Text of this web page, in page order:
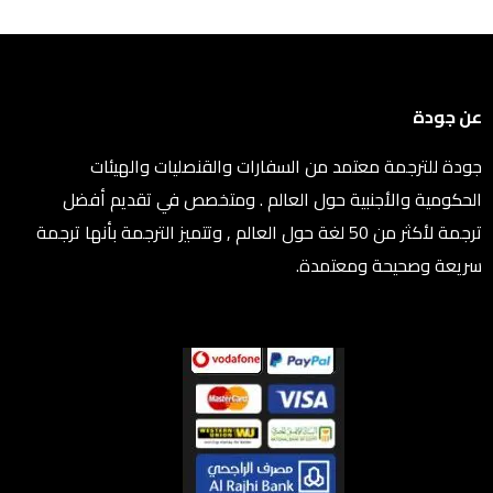
عن جودة
جودة للترجمة معتمد من السفارات والقنصليات والهيئات
الحكومية والأجنبية حول العالم . ومتخصص في تقديم أفضل
ترجمة لأكثر من 50 لغة حول العالم , وتتميز الترجمة بأنها ترجمة
سريعة وصحيحة ومعتمدة.